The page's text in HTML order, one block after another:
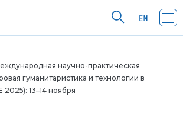
научно-практическая
гуманитаристика и технологии в
13–14 ноября